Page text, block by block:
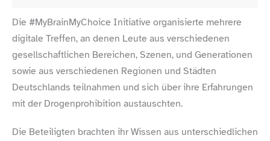
Die #MyBrainMyChoice Initiative organisierte mehrere
digitale Treffen, an denen Leute aus verschiedenen
gesellschaftlichen Bereichen, Szenen, und Generationen
sowie aus verschiedenen Regionen und Städten
Deutschlands teilnahmen und sich über ihre Erfahrungen
mit der Drogenprohibition austauschten.
Die Beteiligten brachten ihr Wissen aus unterschiedlichen